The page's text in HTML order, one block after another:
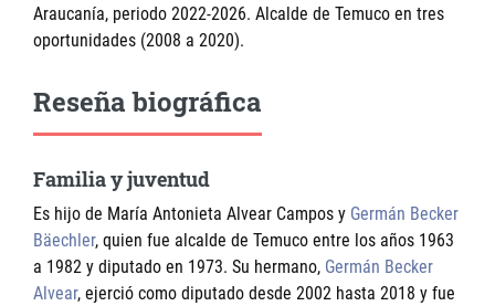
Araucanía, periodo 2022-2026. Alcalde de Temuco en tres
oportunidades (2008 a 2020).
Reseña biográfica
Familia y juventud
Es hijo de María Antonieta Alvear Campos y Germán Becker
Bäechler, quien fue alcalde de Temuco entre los años 1963
a 1982 y diputado en 1973. Su hermano, Germán Becker
Alvear, ejerció como diputado desde 2002 hasta 2018 y fue